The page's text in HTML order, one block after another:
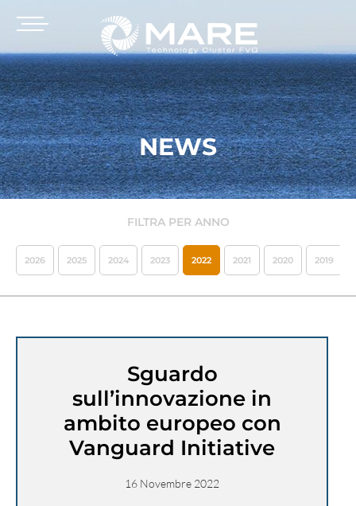
NEWS
FILTRA PER ANNO
2026 2025 2024 2023 2022 2021 2020 2019
Sguardo
sull’innovazione in
ambito europeo con
Vanguard Initiative
16 Novembre 2022